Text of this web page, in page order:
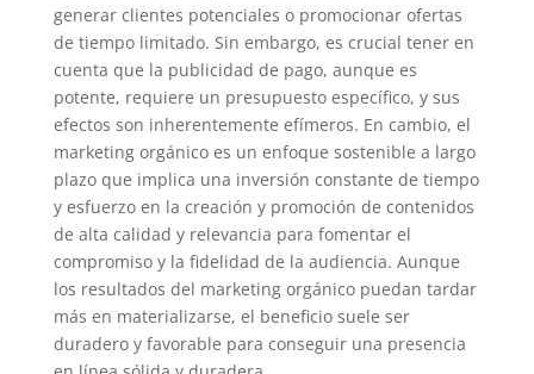
generar clientes potenciales o promocionar ofertas
de tiempo limitado. Sin embargo, es crucial tener en
cuenta que la publicidad de pago, aunque es
potente, requiere un presupuesto específico, y sus
efectos son inherentemente efímeros. En cambio, el
marketing orgánico es un enfoque sostenible a largo
plazo que implica una inversión constante de tiempo
y esfuerzo en la creación y promoción de contenidos
de alta calidad y relevancia para fomentar el
compromiso y la fidelidad de la audiencia. Aunque
los resultados del marketing orgánico puedan tardar
más en materializarse, el beneficio suele ser
duradero y favorable para conseguir una presencia